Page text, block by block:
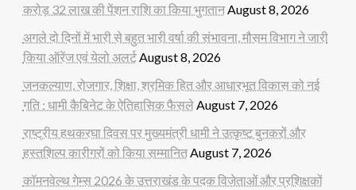
करोड़ 32 लाख की पेंशन राशि का किया भुगतानAugust 8, 2026
अगले दो दिनों में भारी से बहुत भारी वर्षा की संभावना, मौसम विभाग ने जारी
किया ऑरेंज एवं येलो अलर्टAugust 8, 2026
जनकल्याण, रोजगार, शिक्षा, श्रमिक हित और आधारभूत विकास को नई
गति : धामी कैबिनेट के ऐतिहासिक फैसलेAugust 7, 2026
राष्ट्रीय हथकरघा दिवस पर मुख्यमंत्री धामी ने उत्कृष्ट बुनकरों और
हस्तशिल्प कारीगरों को किया सम्मानितAugust 7, 2026
कॉमनवेल्थ गेम्स 2026 के उत्तराखंड के पदक विजेताओं और प्रशिक्षकों